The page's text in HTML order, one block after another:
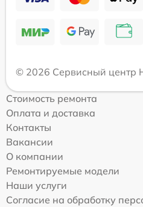
© 2026 Сервисный центр
Стоимость ремонта
Оплата и доставка
Контакты
Вакансии
О компании
Ремонтируемые модели
Наши услуги
Согласие на обработку